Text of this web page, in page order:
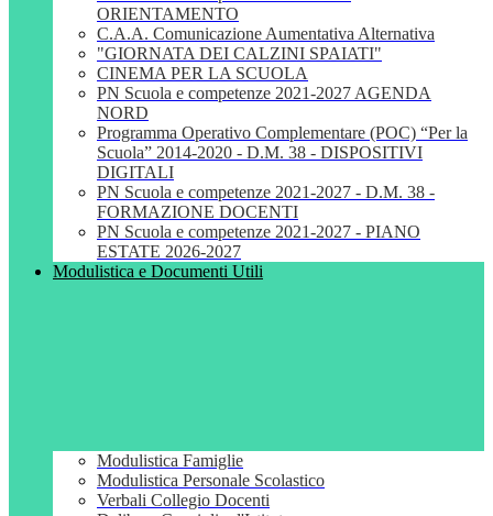
ORIENTAMENTO
C.A.A. Comunicazione Aumentativa Alternativa
"GIORNATA DEI CALZINI SPAIATI"
CINEMA PER LA SCUOLA
PN Scuola e competenze 2021-2027 AGENDA
NORD
Programma Operativo Complementare (POC) “Per la
Scuola” 2014-2020 - D.M. 38 - DISPOSITIVI
DIGITALI
PN Scuola e competenze 2021-2027 - D.M. 38 -
FORMAZIONE DOCENTI
PN Scuola e competenze 2021-2027 - PIANO
ESTATE 2026-2027
Modulistica e Documenti Utili
Modulistica Famiglie
Modulistica Personale Scolastico
Verbali Collegio Docenti